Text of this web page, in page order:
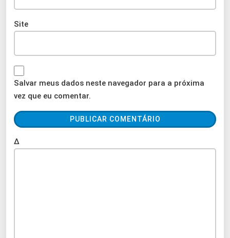
Site
Salvar meus dados neste navegador para a próxima
vez que eu comentar.
Δ